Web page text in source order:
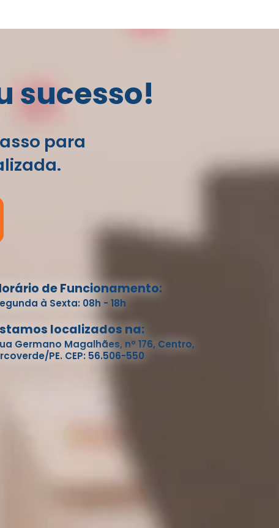
sucesso!
para
de Funcionamento:
à Sexta: 08h - 18h
localizados na:
Germano Magalhães, nº 176, Centro,
PE. CEP: 56.506-550